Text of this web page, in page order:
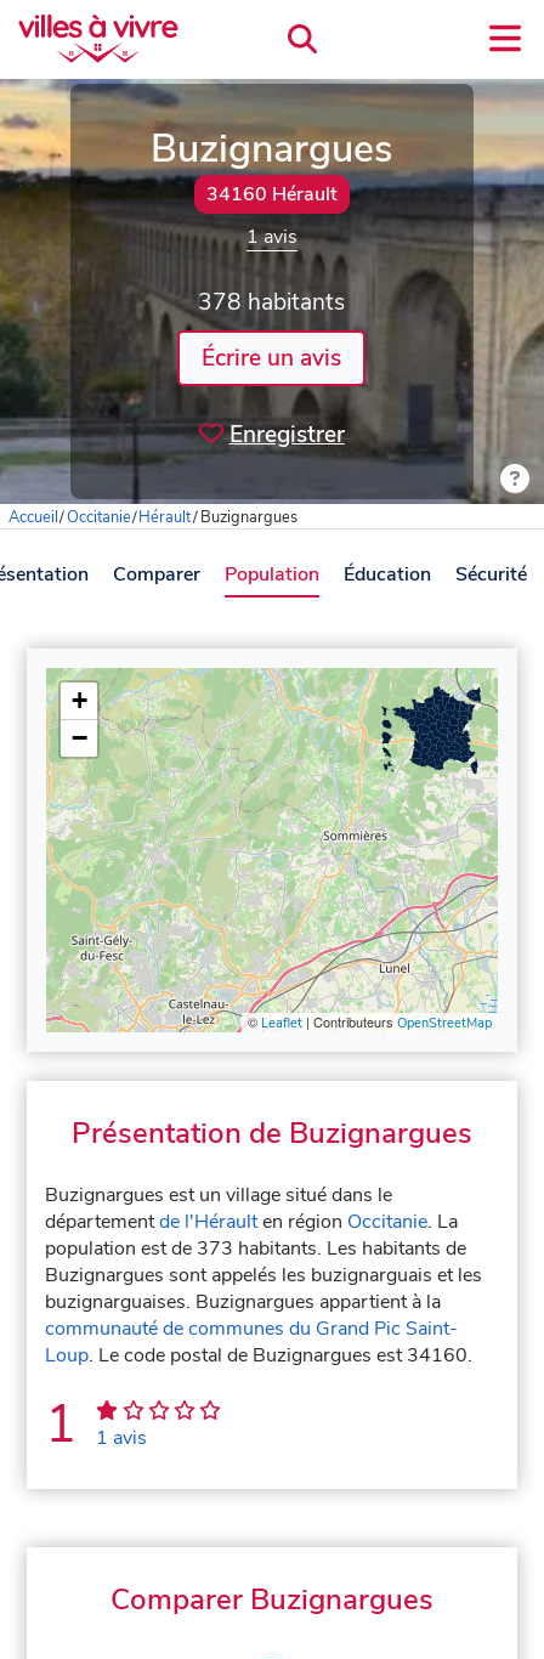
Buzignargues
34160 Hérault
1 avis
378 habitants
Écrire un avis
Enregistrer
Accueil/Occitanie/Hérault/Buzignargues
Comparer Population Éducation Sécurité
+
−
© Leaflet| Contributeurs OpenStreetMap
Présentation de Buzignargues
Buzignargues est un village situé dans le
départementde l'Héraulten région Occitanie. La
population est de 373 habitants. Les habitants de
Buzignargues sont appelés les buzignarguais et les
buzignarguaises. Buzignargues appartient à la
communauté de communes du Grand Pic Saint-
Loup. Le code postal de Buzignargues est 34160.
1 1 avis
Comparer Buzignargues